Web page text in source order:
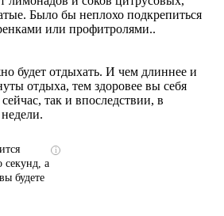
Было бы неплохо подкрепиться
или профитролями..
будет отдыхать. И чем длиннее и
отдыха, тем здоровее вы себя
так и впоследствии, в
на
Что
когда
секунд, а
будете